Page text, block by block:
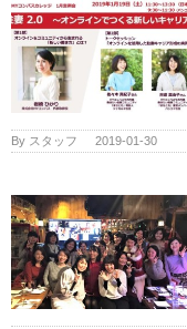
By スタッフ 2019-01-30